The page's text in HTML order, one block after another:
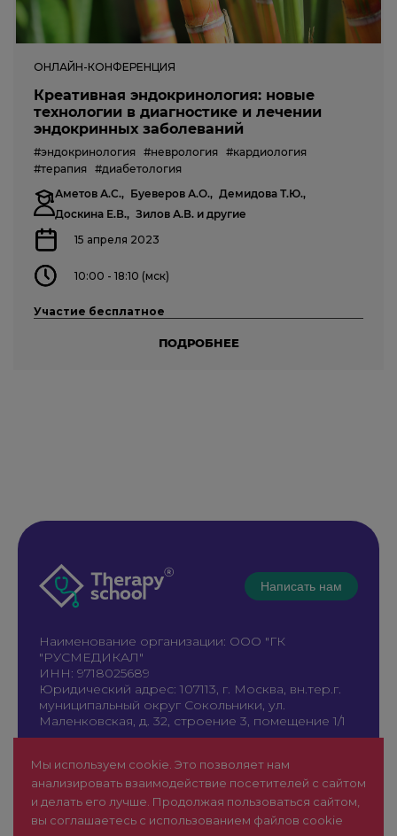
ОНЛАЙН-КОНФЕРЕНЦИЯ
Креативная эндокринология: новые
технологии в диагностике и лечении
эндокринных заболеваний
#эндокринология #неврология #кардиология
#терапия #диабетология
Аметов А.С., Буеверов А.О., Демидова Т.Ю.,
Доскина Е.В., Зилов А.В. и другие
15 апреля 2023
10:00 - 18:10 (мск)
Участие бесплатное
ПОДРОБНЕЕ
Написать нам
Наименование организации: ООО "ГК
"РУСМЕДИКАЛ"
ИНН: 9718025689
Юридический адрес: 107113, г. Москва, вн.тер.г.
муниципальный округ Сокольники, ул.
Маленковская, д. 32, строение 3, помещение 1/1
+7 961 196-42-49
therapy@rusmedical.ru
О нас
Мероприятия
1 уровень
Лекторы
Новости
FAQ
Мы используем cookie. Это позволяет нам
анализировать взаимодействие посетителей с сайтом
и делать его лучше. Продолжая пользоваться сайтом,
вы соглашаетесь с использованием файлов cookie